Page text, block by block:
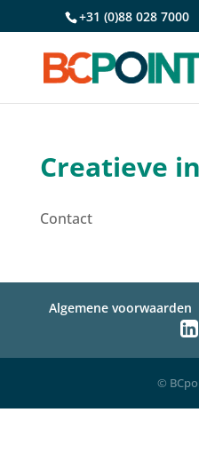
+31 (0)88 028 7000
Creatieve
Contact
Algemene voorwaarden
©